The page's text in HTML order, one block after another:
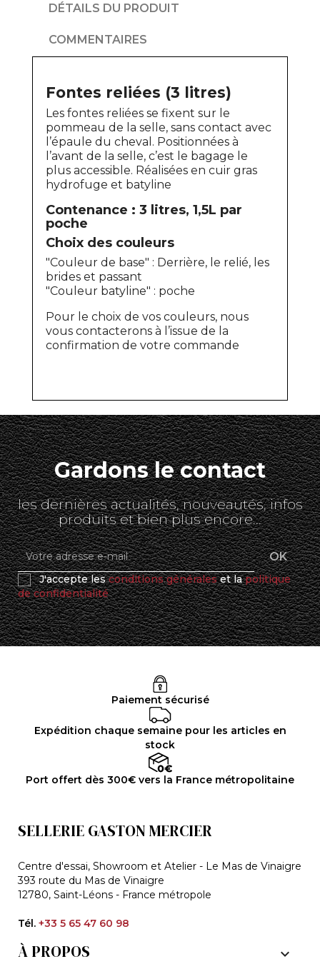
DÉTAILS DU PRODUIT
COMMENTAIRES
Fontes reliées (3 litres)
Les fontes reliées se fixent sur le
pommeau de la selle, sans contact avec
l’épaule du cheval. Positionnées à
l’avant de la selle, c’est le bagage le
plus accessible. Réalisées en cuir gras
hydrofuge et batyline
Contenance : 3 litres, 1,5L par
poche
Choix des couleurs
"Couleur de base" : Derrière, le relié, les
brides et passant
"Couleur batyline" : poche
Pour le choix de vos couleurs, nous
vous contacterons à l’issue de la
confirmation de votre commande
Gardons le contact
les dernières actualités, nouveautés, infos
produits et bien plus encore...
J'accepte lesconditions généraleset lapolitique
de confidentialité
Paiement sécurisé
Expédition chaque semaine pour les articles en
stock
Port offert dès 300€ vers la France métropolitaine
SELLERIE GASTON MERCIER
Centre d'essai, Showroom et Atelier - Le Mas de Vinaigre
393 route du Mas de Vinaigre
12780, Saint-Léons - France métropole
Tél. +33 5 65 47 60 98
À PROPOS 